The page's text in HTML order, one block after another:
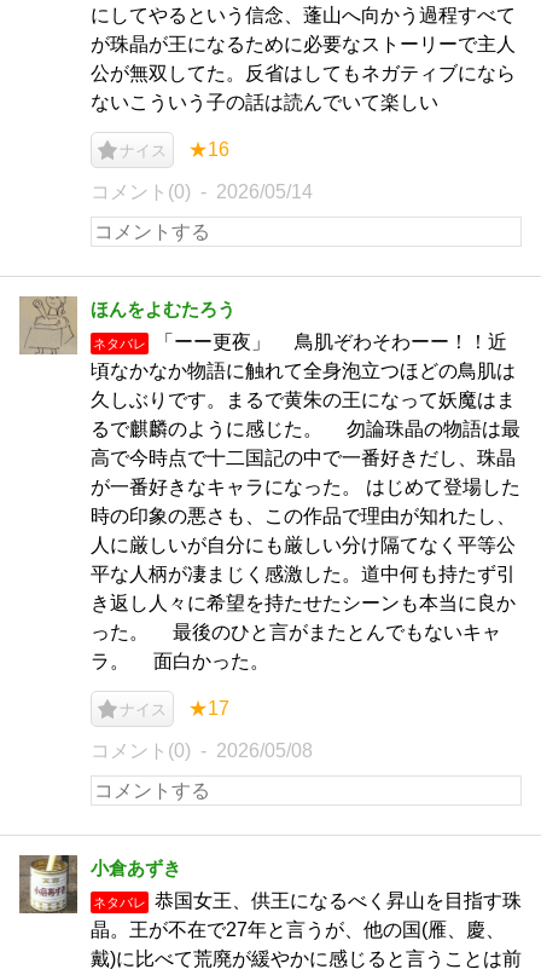
にしてやるという信念、蓬山へ向かう過程すべて
が珠晶が王になるために必要なストーリーで主人
公が無双してた。反省はしてもネガティブになら
ないこういう子の話は読んでいて楽しい
ナイス ★16
コメント(0) 2026/05/14
ほんをよむたろう
ネタバレ
「ーー更夜」 鳥肌ぞわそわーー！！近
頃なかなか物語に触れて全身泡立つほどの鳥肌は
久しぶりです。まるで黄朱の王になって妖魔はま
るで麒麟のように感じた。 勿論珠晶の物語は最
高で今時点で十二国記の中で一番好きだし、珠晶
が一番好きなキャラになった。 はじめて登場した
時の印象の悪さも、この作品で理由が知れたし、
人に厳しいが自分にも厳しい分け隔てなく平等公
平な人柄が凄まじく感激した。道中何も持たず引
き返し人々に希望を持たせたシーンも本当に良か
った。 最後のひと言がまたとんでもないキャ
ラ。 面白かった。
ナイス ★17
コメント(0) 2026/05/08
小倉あずき
ネタバレ
恭国女王、供王になるべく昇山を目指す珠
晶。王が不在で27年と言うが、他の国(雁、慶、
戴)に比べて荒廃が緩やかに感じると言うことは前